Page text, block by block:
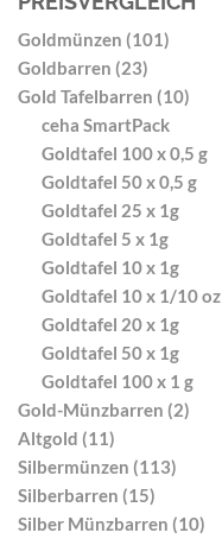
Goldmünzen (101)
Goldbarren (23)
Gold Tafelbarren (10)
ceha SmartPack
Goldtafel 100 x 0,5 g
Goldtafel 50 x 0,5 g
Goldtafel 25 x 1g
Goldtafel 5 x 1g
Goldtafel 10 x 1g
Goldtafel 10 x 1/10 oz
Goldtafel 20 x 1g
Goldtafel 50 x 1g
Goldtafel 100 x 1 g
Gold-Münzbarren (2)
Altgold (11)
Silbermünzen (113)
Silberbarren (15)
Silber Münzbarren (10)